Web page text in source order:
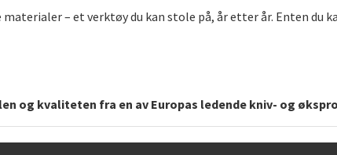
– et verktøy du kan stole på, år etter år. Enten du
og kvaliteten fra en av Europas ledende kniv- og